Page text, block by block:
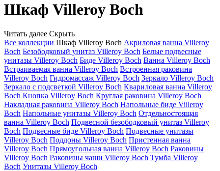
Шкаф Villeroy Boch
Читать далее Скрыть
Все коллекции Шкаф Villeroy Boch Акриловая ванна Villeroy
Boch Безободковый унитаз Villeroy Boch Белые подвесные
унитазы Villeroy Boch Биде Villeroy Boch Ванна Villeroy Boch
Встраиваемая ванна Villeroy Boch Встроенная раковина
Villeroy Boch Гидромассаж Villeroy Boch Зеркало Villeroy Boch
Зеркало с подсветкой Villeroy Boch Квариловая ванна Villeroy
Boch Кнопка Villeroy Boch Круглая раковина Villeroy Boch
Накладная раковина Villeroy Boch Напольные биде Villeroy
Boch Напольные унитазы Villeroy Boch Отдельностоящая
ванна Villeroy Boch Подвесной безободковый унитаз Villeroy
Boch Подвесные биде Villeroy Boch Подвесные унитазы
Villeroy Boch Поддоны Villeroy Boch Пристенная ванна
Villeroy Boch Прямоугольная ванна Villeroy Boch Раковины
Villeroy Boch Раковины чаши Villeroy Boch Тумба Villeroy
Boch Унитазы Villeroy Boch